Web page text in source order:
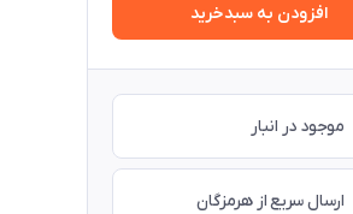
افزودن به سبدخرید
موجود در انبار
ارسال سریع از هرمزگان